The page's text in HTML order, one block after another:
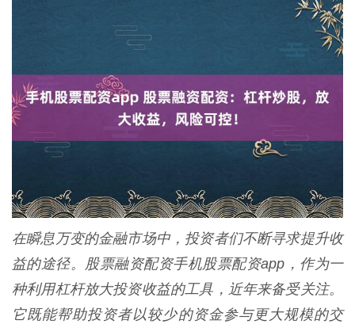
在瞬息万变的金融市场中，投资者们不断寻求提升收
益的途径。股票融资配资手机股票配资app，作为一
种利用杠杆放大投资收益的工具，近年来备受关注。
它既能帮助投资者以较少的资金参与更大规模的交